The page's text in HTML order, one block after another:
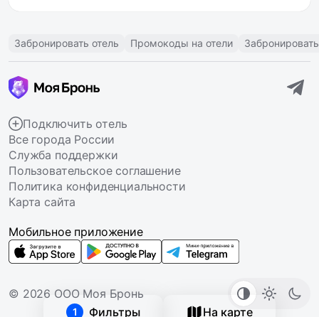
1 Фильтры На карте
Забронировать отель Промокоды на отели
Подключить отель
Все города России
Служба поддержки
Пользовательское соглашение
Политика конфиденциальности
Карта сайта
© 2026 ООО Моя Бронь
Мобильное приложение